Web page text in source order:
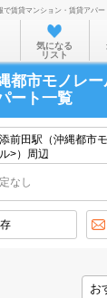
お部屋を探
沿線
住所か
家賃
不動
賃貸マンション・賃貸アパ
気になる
リスト
都市モノレ
ート一覧
前田駅（沖縄都市
>）周辺
なし